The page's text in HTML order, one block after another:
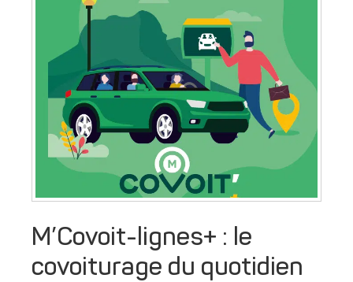
M’Covoit-lignes+ : le
covoiturage du quotidien